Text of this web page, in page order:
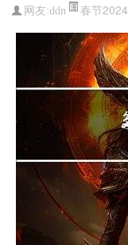
网友:ddn 春节2024